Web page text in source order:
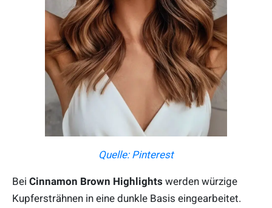
Quelle: Pinterest
Bei Cinnamon Brown Highlights werden würzige
Kupfersträhnen in eine dunkle Basis eingearbeitet.